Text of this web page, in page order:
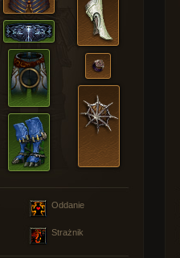
Oddanie
Strażnik